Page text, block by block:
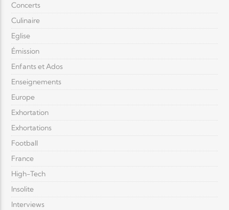
Concerts
Culinaire
Eglise
Émission
Enfants et Ados
Enseignements
Europe
Exhortation
Exhortations
Football
France
High-Tech
Insolite
Interviews